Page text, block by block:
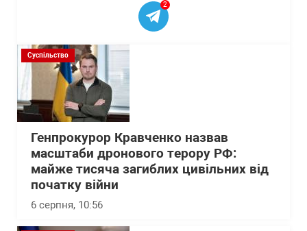
2
Суспільство
Генпрокурор Кравченко назвав
масштаби дронового терору РФ:
майже тисяча загиблих цивільних від
початку війни
6 серпня, 10:56